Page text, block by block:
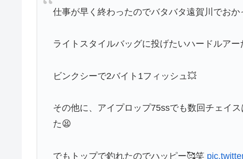
仕事が早く終わったのでバタバタ遠賀川でおか
ライトスタイルバッグに投げたいハードルア
ビンクシーで2バイト1フィッシュ💥
その他に、アイプロップ75ssでも数回チェイ
た😫
でもトップで釣れたのでハッピー🥰笑